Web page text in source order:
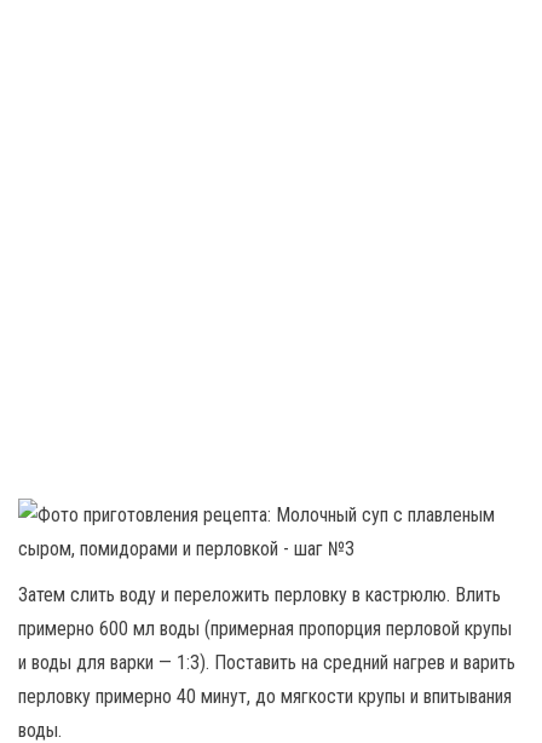
Затем слить воду и переложить перловку в кастрюлю. Влить
примерно 600 мл воды (примерная пропорция перловой крупы
и воды для варки — 1:3). Поставить на средний нагрев и варить
перловку примерно 40 минут, до мягкости крупы и впитывания
воды.